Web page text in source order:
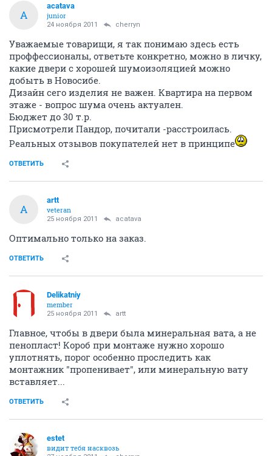
A
acatava
junior
24 ноября 2011 cherryn
Уважаемые товарищи, я так понимаю здесь есть
проффессионалы, ответьте конкретно, можно в личку,
какие двери с хорошей шумоизоляцией можно
добыть в Новосибе.
Дизайн сего изделия не важен. Квартира на первом
этаже - вопрос шума очень актуален.
Бюджет до 30 т.р.
Присмотрели Пандор, почитали -расстроилась.
Реальных отзывов покупателей нет в принципе
ОТВЕТИТЬ
A
artt
veteran
25 ноября 2011 acatava
Оптимально только на заказ.
ОТВЕТИТЬ
Delikatniy
member
25 ноября 2011 artt
Главное, чтобы в двери была минеральная вата, а не
пенопласт! Короб при монтаже нужно хорошо
уплотнять, порог особенно проследить как
монтажник "пропенивает", или минеральную вату
вставляет...
ОТВЕТИТЬ
estet
видит тебя насквозь